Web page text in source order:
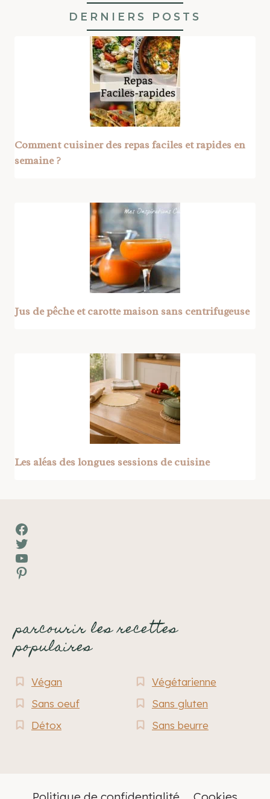
DERNIERS POSTS
Comment cuisiner des repas faciles et rapides en
semaine ?
Jus de pêche et carotte maison sans centrifugeuse
Les aléas des longues sessions de cuisine
Facebook
Twitter
YouTube
Pinterest
parcourir les recettes
populaires
Végan
Végétarienne
Sans oeuf
Sans gluten
Détox
Sans beurre